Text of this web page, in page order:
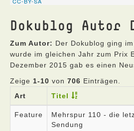
Dokublog Autor
Zum Autor: Der Dokublog ging
wurde im gleichen Jahr zum Prix
Dezember 2015 gab es einen
Zeige 1-10 von 706 Einträgen.
Art
Titel
Feature
Mehrspur 110 - die
Sendung